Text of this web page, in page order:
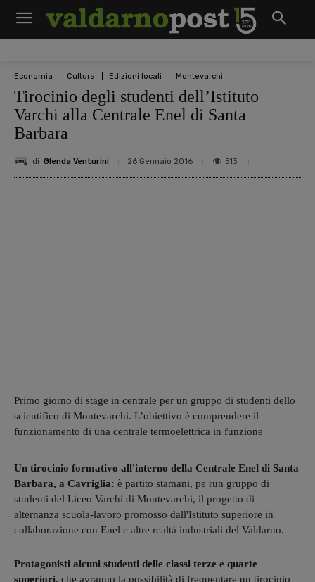
Economia Cultura Edizioni locali Montevarchi
Tirocinio degli studenti dell’Istituto
Varchi alla Centrale Enel di Santa
Barbara
di Glenda Venturini 26 Gennaio 2016 513
Primo giorno di stage in centrale per un gruppo di studenti dello
scientifico di Montevarchi. L’obiettivo è comprendere il
funzionamento di una centrale termoelettrica in funzione
Un tirocinio formativo all'interno della Centrale Enel di Santa
Barbara, a Cavriglia: è partito stamani, pe run gruppo di
studenti del Liceo Varchi di Montevarchi, il progetto di
alternanza scuola-lavoro promosso dall'Istituto superiore in
collaborazione con Enel e altre realtà industriali del Valdarno.
Protagonisti alcuni studenti delle classi terze e quarte
superiori, che avranno la possibilità di frequentare un tirocinio